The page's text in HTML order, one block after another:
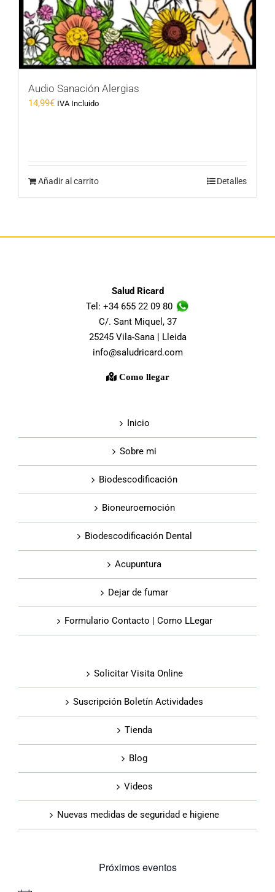
Audio Sanación Alergias
14,99€ IVA Incluido
Añadir al carrito Detalles
Salud Ricard
Tel: +34 655 22 09 80
C/. Sant Miquel, 37
25245 Vila-Sana | Lleida
info@saludricard.com
Como llegar
Inicio
Sobre mi
Biodescodificación
Bioneuroemoción
Biodescodificación Dental
Acupuntura
Dejar de fumar
Formulario Contacto | Como LLegar
Solicitar Visita Online
Suscripción Boletín Actividades
Tienda
Blog
Videos
Nuevas medidas de seguridad e higiene
Próximos eventos